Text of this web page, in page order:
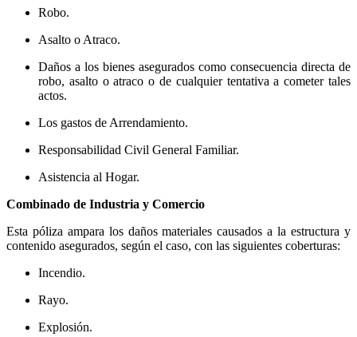
Robo.
Asalto o Atraco.
Daños a los bienes asegurados como consecuencia directa de
robo, asalto o atraco o de cualquier tentativa a cometer tales
actos.
Los gastos de Arrendamiento.
Responsabilidad Civil General Familiar.
Asistencia al Hogar.
Combinado de Industria y Comercio
Esta póliza ampara los daños materiales causados a la estructura y
contenido asegurados, según el caso, con las siguientes coberturas:
Incendio.
Rayo.
Explosión.